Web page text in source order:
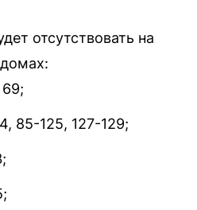
отсутствовать на
69;
85-125, 127-129;